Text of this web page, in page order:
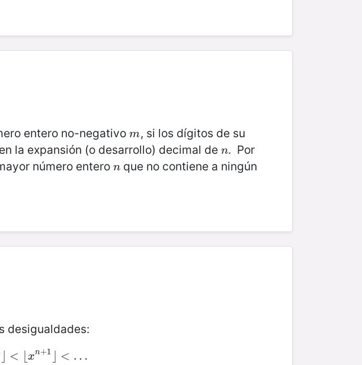
entero no-negativom
m, si los dígitos de su
la expansión (o desarrollo) decimal de n
n. Por
número entero n
n que no contiene a ningún
desigualdades:
< ⌊xn+1 < …
xn 1⌋<…